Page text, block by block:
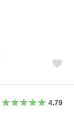
4.79